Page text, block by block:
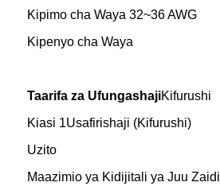
Kipimo cha Waya 32~36 AWG
Kipenyo cha Waya
Taarifa za UfungashajiKifurushi
Kiasi 1Usafirishaji (Kifurushi)
Uzito
Maazimio ya Kidijitali ya Juu Zaidi